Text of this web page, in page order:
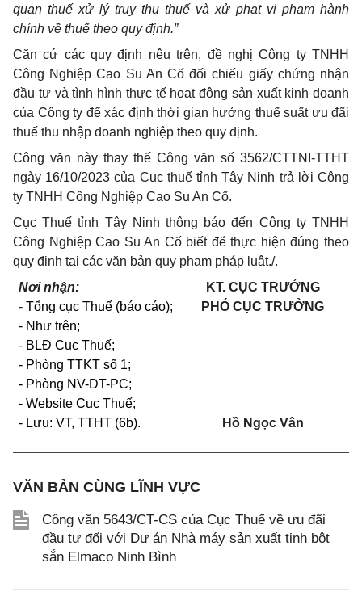
quan thuế xử lý truy thu thuế và xử phạt vi phạm hành
chính về thuế theo quy định.”
Căn cứ các quy định nêu trên, đề nghị Công ty TNHH
Công Nghiệp Cao Su An Cố đối chiếu giấy chứng nhận
đầu tư và tình hình thực tế hoạt động sản xuất kinh doanh
của Công ty để xác định thời gian hưởng thuế suất ưu đãi
thuế thu nhập doanh nghiệp theo quy định.
Công văn này thay thế Công văn số 3562/CTTNI-TTHT
ngày 16/10/2023 của Cục thuế tỉnh Tây Ninh trả lời Công
ty TNHH Công Nghiệp Cao Su An Cố.
Cục Thuế tỉnh Tây Ninh thông báo đến Công ty TNHH
Công Nghiệp Cao Su An Cố biết để thực hiện đúng theo
quy định tại các văn bản quy phạm pháp luật./.
Nơi nhận:
-Tổng cục Thuế (báo cáo);
- Như trên;
- BLĐ Cục Thuế;
- Phòng TTKT số 1;
- Phòng NV-DT-PC;
- Website Cục Thuế;
- Lưu: VT, TTHT (6b).
KT. CỤC TRƯỞNG
PHÓ CỤC TRƯỞNG
Hồ Ngọc Vân
VĂN BẢN CÙNG LĨNH VỰC
Công văn 5643/CT-CS của Cục Thuế về ưu đãi
đầu tư đối với Dự án Nhà máy sản xuất tinh bột
sắn Elmaco Ninh Bình